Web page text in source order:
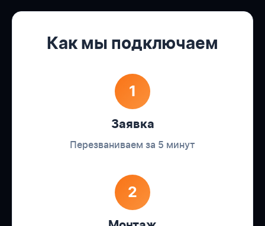
Как мы подключаем
1
Заявка
Перезваниваем за 5 минут
2